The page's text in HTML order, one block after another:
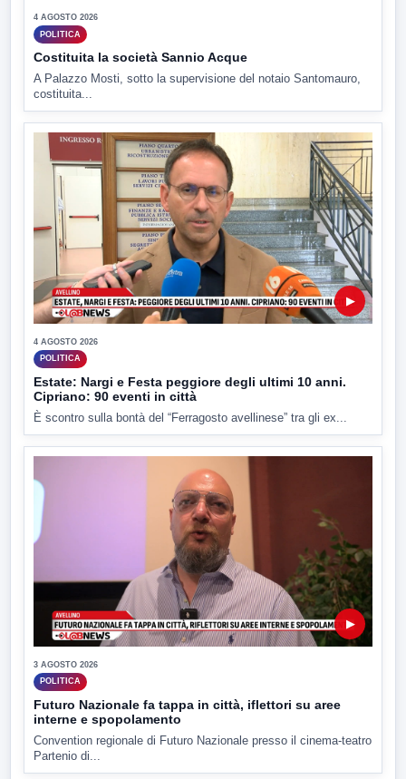
4 AGOSTO 2026
POLITICA
Costituita la società Sannio Acque
A Palazzo Mosti, sotto la supervisione del notaio Santomauro,
costituita...
▶
4 AGOSTO 2026
POLITICA
Estate: Nargi e Festa peggiore degli ultimi 10 anni.
Cipriano: 90 eventi in città
È scontro sulla bontà del “Ferragosto avellinese” tra gli ex...
▶
3 AGOSTO 2026
POLITICA
Futuro Nazionale fa tappa in città, iflettori su aree
interne e spopolamento
Convention regionale di Futuro Nazionale presso il cinema-teatro
Partenio di...